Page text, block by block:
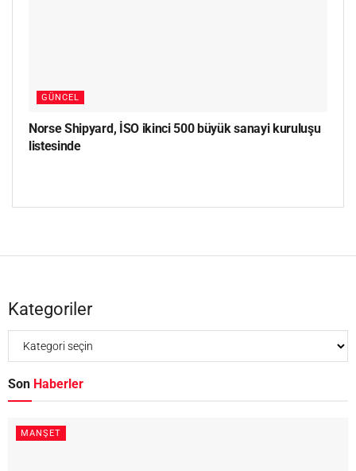
GÜNCEL
Norse Shipyard, İSO ikinci 500 büyük sanayi kuruluşu
listesinde
Kategoriler
Son Haberler
MANŞET